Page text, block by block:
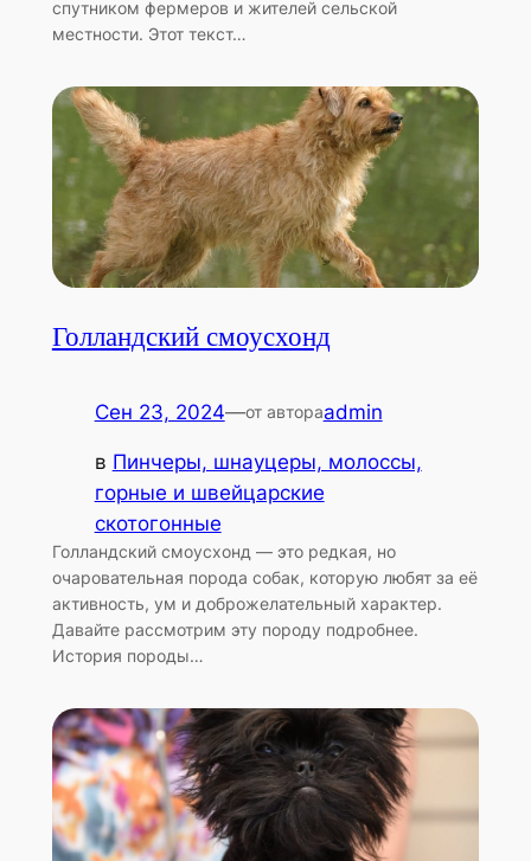
спутником фермеров и жителей сельской
местности. Этот текст…
Голландский смоусхонд
Сен 23, 2024—от автораadmin
в Пинчеры, шнауцеры, молоссы,
горные и швейцарские
скотогонные
Голландский смоусхонд — это редкая, но
очаровательная порода собак, которую любят за её
активность, ум и доброжелательный характер.
Давайте рассмотрим эту породу подробнее.
История породы…